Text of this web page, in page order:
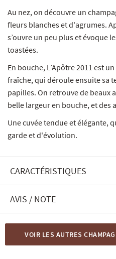
Au nez, on découvre un
fleurs blanches et d'agrumes.
s’ouvre un peu plus et évoque
toastées.
En bouche, L’Apôtre 2011 est
fraîche, qui déroule ensuite sa
papilles. On retrouve de beaux
belle largeur en bouche, et des
Une cuvée tendue et élégante,
garde et d'évolution.
CARACTÉRISTIQUES
AVIS / NOTE
VOIR LES AUTRES